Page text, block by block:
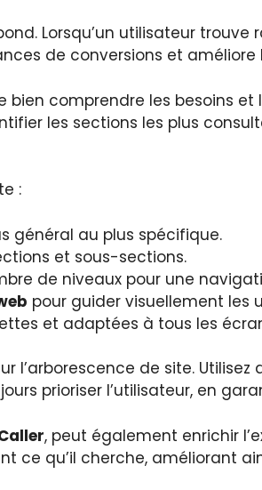
Lorsqu’un utilisateur trouve
de conversions et
comprendre les besoins et
les sections les plus
:
général au plus spécifique.
et sous-sections.
de niveaux pour une
pour guider visuellement les
et adaptées à tous les
l’arborescence de site. Utilisez
prioriser l’utilisateur, en
, peut également enrichir
qu’il cherche, améliorant